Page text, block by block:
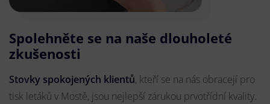
Spolehněte se na naše dlouholeté
zkušenosti
Stovky spokojených klientů, kteří se na nás obracejí pro
tisk letáků v Mostě, jsou nejlepší zárukou prvotřídní kvality.